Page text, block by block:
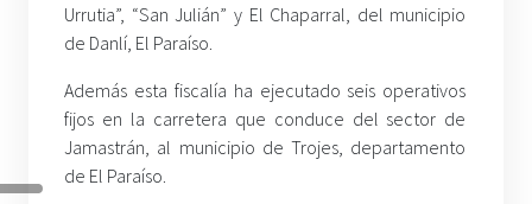
Urrutia”, “San Julián” y El Chaparral, del municipio
de Danlí, El Paraíso.
Además esta fiscalía ha ejecutado seis operativos
fijos en la carretera que conduce del sector de
Jamastrán, al municipio de Trojes, departamento
de El Paraíso.